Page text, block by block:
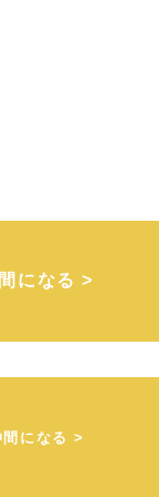
になる >
間になる >